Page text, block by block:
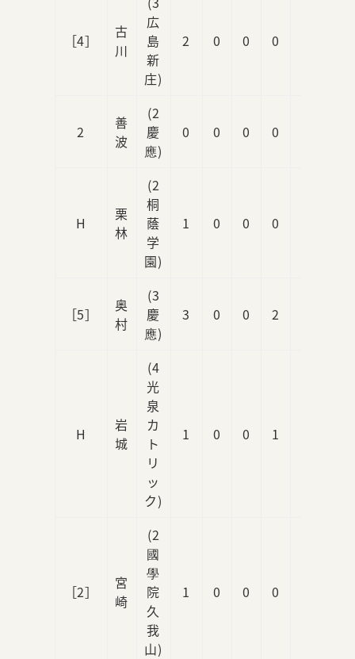
［4］
古
川
広
島
新
庄)
2 0 0 0
2
善
波
(2
慶
應)
0 0 0 0
H
栗
林
(2
桐
蔭
学
園)
1 0 0 0
［5］
奥
村
(3
慶
應)
3 0 0 2
H
岩
城
(4
光
泉
カ
ト
リ
ッ
ク)
1 0 0 1
［2］
宮
崎
(2
國
學
院
久
我
山)
1 0 0 0